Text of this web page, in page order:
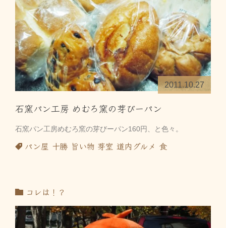
2011.10.27
石窯パン工房 めむろ窯の芽びーパン
石窯パン工房めむろ窯の芽びーパン160円、と色々。
パン屋 十勝 旨い物 芽室 道内グルメ 食
コレは！？